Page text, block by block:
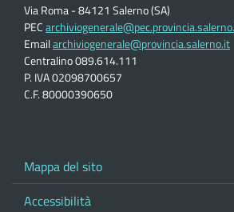
Via Roma - 84121 Salerno (SA)
PEC
Emailarchiviogenerale@provincia.salerno.it
Centralino 089.614.111
P. IVA 02098700657
C.F. 80000390650
Mappa del sito
Accessibilità